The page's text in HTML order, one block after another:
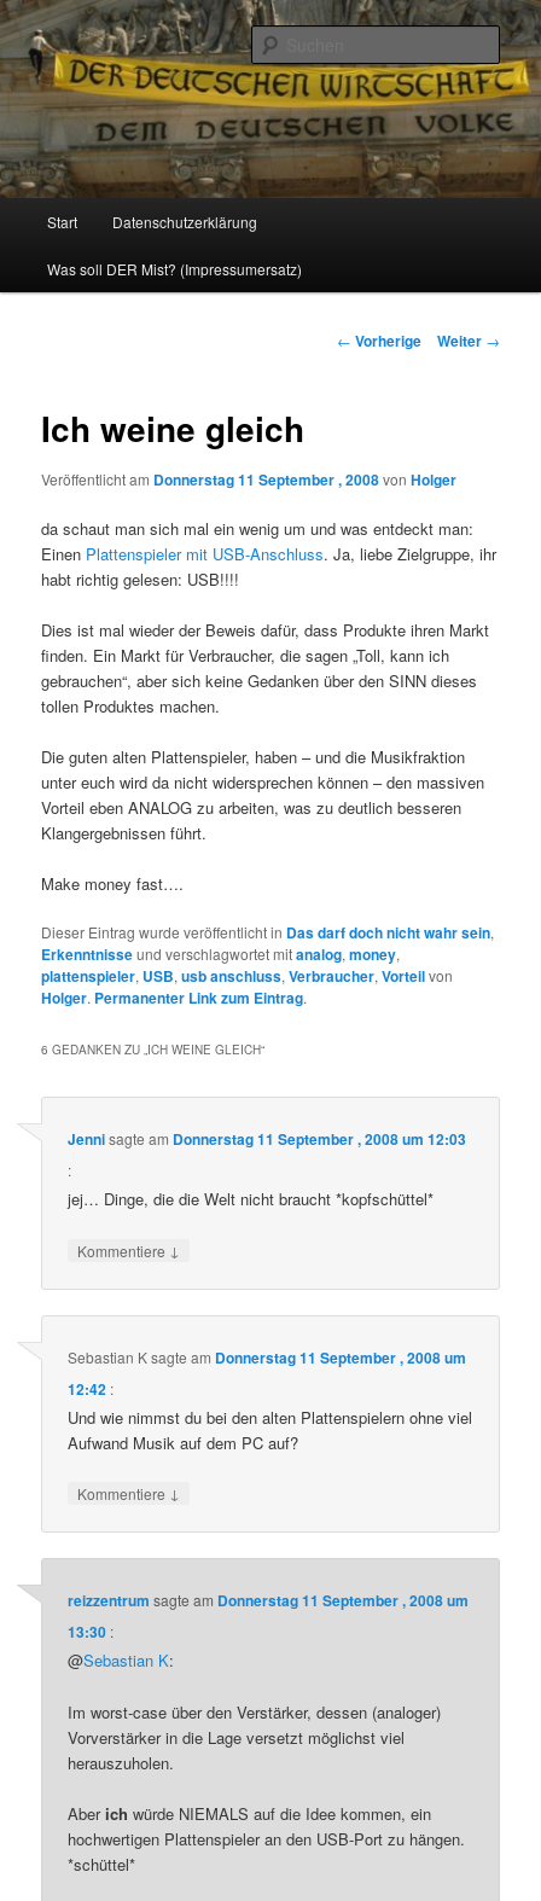
Reizzentrum
Politik, Wirtschaft, Soziales und Gesellschaft
Zum
Inhalt
Start Datenschutzerklärung
Was soll DER Mist? (Impressumersatz)
Beitrags-
← Vorherige Weiter →
Ich weine gleich
Veröffentlicht am Donnerstag 11 September , 2008vonHolger
da schaut man sich mal ein wenig um und was entdeckt man:
Einen Plattenspieler mit USB-Anschluss. Ja, liebe Zielgruppe, ihr
habt richtig gelesen: USB!!!!
Dies ist mal wieder der Beweis dafür, dass Produkte ihren Markt
finden. Ein Markt für Verbraucher, die sagen „Toll, kann ich
gebrauchen“, aber sich keine Gedanken über den SINN dieses
tollen Produktes machen.
Die guten alten Plattenspieler, haben – und die Musikfraktion
unter euch wird da nicht widersprechen können – den massiven
Vorteil eben ANALOG zu arbeiten, was zu deutlich besseren
Klangergebnissen führt.
Make money fast….
Dieser Eintrag wurde veröffentlicht in Das darf doch nicht wahr sein,
Erkenntnisseund verschlagwortet mitanalog,money,
plattenspieler, USB,usb anschluss,Verbraucher,Vorteilvon
Holger. Permanenter Link zum Eintrag.
6 GEDANKEN ZU „ICH WEINE GLEICH“
Jennisagte am Donnerstag 11 September , 2008 um 12:03
:
jej… Dinge, die die Welt nicht braucht *kopfschüttel*
Kommentiere ↓
Sebastian Ksagte am Donnerstag 11 September , 2008 um
12:42 :
Und wie nimmst du bei den alten Plattenspielern ohne viel
Aufwand Musik auf dem PC auf?
Kommentiere ↓
reizzentrum sagte am Donnerstag 11 September , 2008 um
13:30 :
@Sebastian K:
Im worst-case über den Verstärker, dessen (analoger)
Vorverstärker in die Lage versetzt möglichst viel
herauszuholen.
Aberich würde NIEMALS auf die Idee kommen, ein
hochwertigen Plattenspieler an den USB-Port zu hängen.
*schüttel*